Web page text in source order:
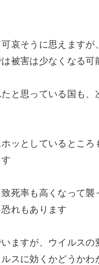
哀そうに思えますが
被害は少なくなる可
と思っている国も、
ッとしているとこ
死率も高くなって
れもあります
ますが、ウイルス
スに効くかどうかわ